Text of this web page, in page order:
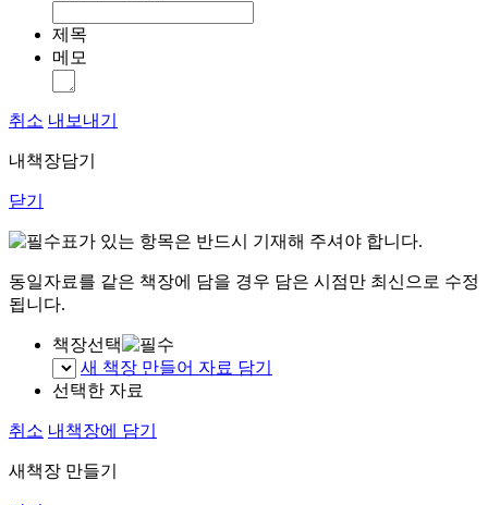
제목
메모
취소 내보내기
내책장담기
닫기
표가 있는 항목은 반드시 기재해 주셔야 합니다.
동일자료를 같은 책장에 담을 경우 담은 시점만 최신으로 수정
됩니다.
책장선택
새 책장 만들어 자료 담기
선택한 자료
취소 내책장에 담기
새책장 만들기